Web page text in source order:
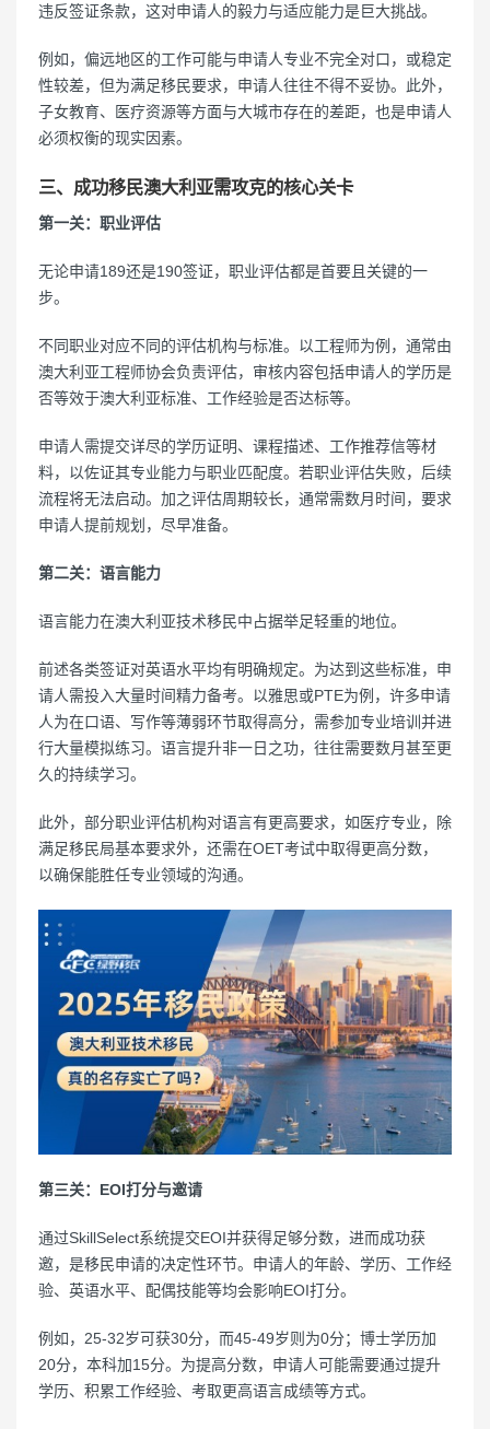
违反签证条款，这对申请人的毅力与适应能力是巨大挑战。
例如，偏远地区的工作可能与申请人专业不完全对口，或稳定
性较差，但为满足移民要求，申请人往往不得不妥协。此外，
子女教育、医疗资源等方面与大城市存在的差距，也是申请人
必须权衡的现实因素。
三、成功移民澳大利亚需攻克的核心关卡
第一关：职业评估
无论申请189还是190签证，职业评估都是首要且关键的一
步。
不同职业对应不同的评估机构与标准。以工程师为例，通常由
澳大利亚工程师协会负责评估，审核内容包括申请人的学历是
否等效于澳大利亚标准、工作经验是否达标等。
申请人需提交详尽的学历证明、课程描述、工作推荐信等材
料，以佐证其专业能力与职业匹配度。若职业评估失败，后续
流程将无法启动。加之评估周期较长，通常需数月时间，要求
申请人提前规划，尽早准备。
第二关：语言能力
语言能力在澳大利亚技术移民中占据举足轻重的地位。
前述各类签证对英语水平均有明确规定。为达到这些标准，申
请人需投入大量时间精力备考。以雅思或PTE为例，许多申请
人为在口语、写作等薄弱环节取得高分，需参加专业培训并进
行大量模拟练习。语言提升非一日之功，往往需要数月甚至更
久的持续学习。
此外，部分职业评估机构对语言有更高要求，如医疗专业，除
满足移民局基本要求外，还需在OET考试中取得更高分数，
以确保能胜任专业领域的沟通。
第三关：EOI打分与邀请
通过SkillSelect系统提交EOI并获得足够分数，进而成功获
邀，是移民申请的决定性环节。申请人的年龄、学历、工作经
验、英语水平、配偶技能等均会影响EOI打分。
例如，25-32岁可获30分，而45-49岁则为0分；博士学历加
20分，本科加15分。为提高分数，申请人可能需要通过提升
学历、积累工作经验、考取更高语言成绩等方式。